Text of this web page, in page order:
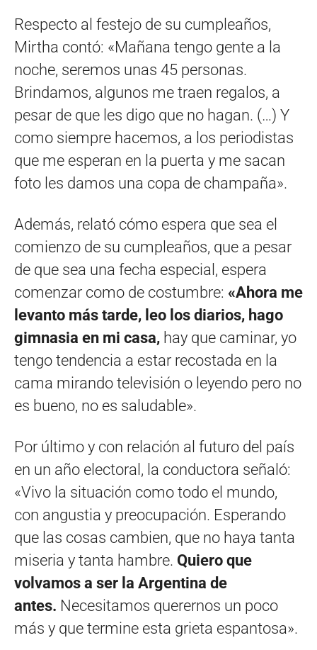
Respecto al festejo de su cumpleaños,
Mirtha contó: «Mañana tengo gente a la
noche, seremos unas 45 personas.
Brindamos, algunos me traen regalos, a
pesar de que les digo que no hagan. (…) Y
como siempre hacemos, a los periodistas
que me esperan en la puerta y me sacan
foto les damos una copa de champaña».
Además, relató cómo espera que sea el
comienzo de su cumpleaños, que a pesar
de que sea una fecha especial, espera
comenzar como de costumbre: «Ahora me
levanto más tarde, leo los diarios, hago
gimnasia en mi casa, hay que caminar, yo
tengo tendencia a estar recostada en la
cama mirando televisión o leyendo pero no
es bueno, no es saludable».
Por último y con relación al futuro del país
en un año electoral, la conductora señaló:
«Vivo la situación como todo el mundo,
con angustia y preocupación. Esperando
que las cosas cambien, que no haya tanta
miseria y tanta hambre. Quiero que
volvamos a ser la Argentina de
antes. Necesitamos querernos un poco
más y que termine esta grieta espantosa».